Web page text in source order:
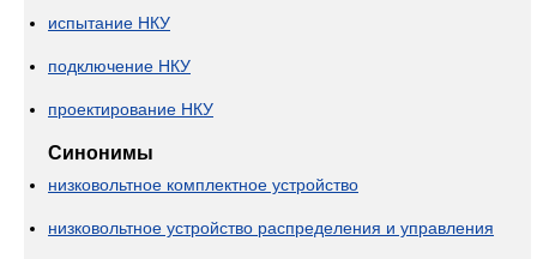
испытание НКУ
подключение НКУ
проектирование НКУ
Синонимы
низковольтное комплектное устройство
низковольтное устройство распределения и управления